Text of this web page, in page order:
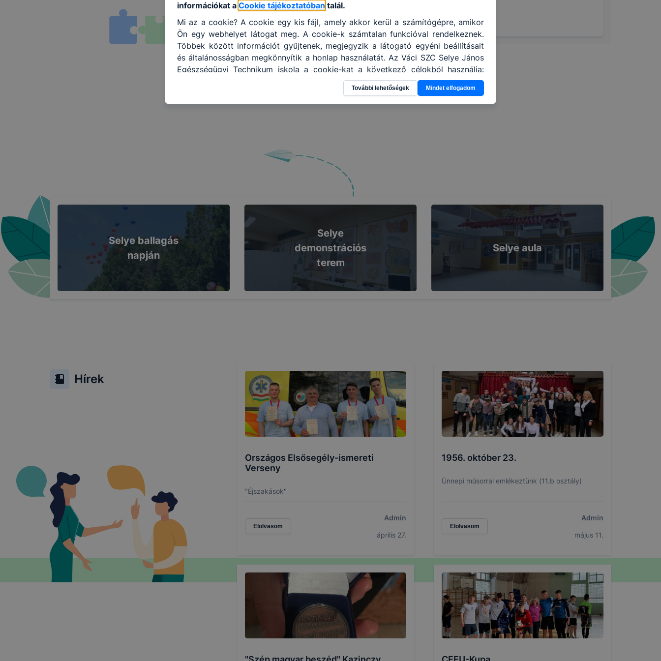
Selye ballagás
napján
Selye
demonstrációs
terem
Selye aula
Hírek
Országos Elsősegély-ismereti
Verseny
"Éjszakások"
Elolvasom
Admin
április 27.
1956. október 23.
Ünnepi műsorral emlékeztünk (11.b osztály)
Elolvasom
Admin
május 11.
információkat a Cookie tájékoztatóban talál.
Mi az a cookie? A cookie egy kis fájl, amely akkor kerül a számítógépre, amikor
Ön egy webhelyet látogat meg. A cookie-k számtalan funkcióval rendelkeznek.
Többek között információt gyűjtenek, megjegyzik a látogató egyéni beállításait
és általánosságban megkönnyítik a honlap használatát. Az Váci SZC Selye János
Egészségügyi Technikum iskola a cookie-kat a következő célokból használja:
információ gyűjtése azzal kapcsolatban, hogyan használja Ön a honlapot -annak
felmérésével, hogy a honlap melyik részeit látogatja, vagy használja leginkább,
így megtudhatjuk, hogyan biztosítsunk Önnek még jobb felhasználói élményt, ha
automatikusan elfogadja a cookie-kat, de ezek általában megváltoztathatók.
Felhívjuk figyelmét, hogy mivel a cookie-k célja honlapunk használhatóságának és
folyamatainak megkönnyítése vagy lehetővé tétele, a cookie-k alkalmazásának
megakadályozása vagy törlése által előfordulhat, hogy felhasználóink nem
lesznek képesek honlapunk funkcióinak teljes körű használatára, vagy a honlap a
tervezettől eltérően fog működni böngészőjében.
További lehetőségek Mindet elfogadom